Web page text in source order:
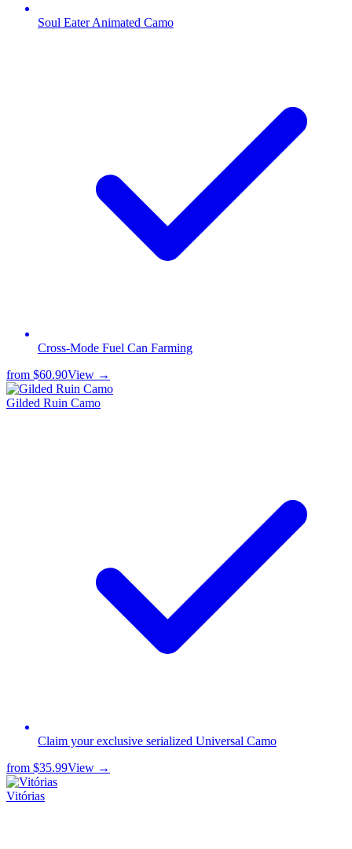
Soul Eater Animated Camo
Cross-Mode Fuel Can Farming
from $60.90View →
Gilded Ruin Camo
Claim your exclusive serialized Universal Camo
from $35.99View →
Vitórias